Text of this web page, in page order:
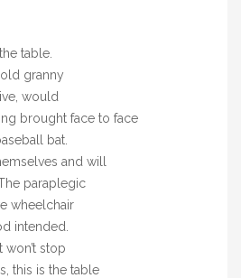
table.
granny
would
brought face to face
bat.
and will
paraplegic
wheelchair
intended.
won’t stop
this is the table